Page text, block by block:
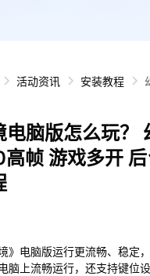
活动资讯 安装教程
电脑版怎么玩？
帧 游戏多开
》电脑版运行更流畅、稳定
脑上流畅运行，还支持键位